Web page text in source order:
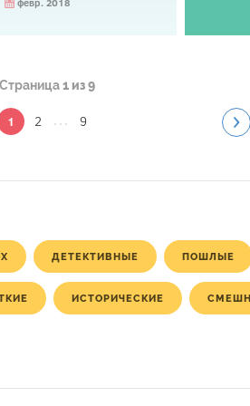
Страница1 из 9
1 2 ... 9
ДЕТЕКТИВНЫЕ ПОШЛЫЕ
ИСТОРИЧЕСКИЕ